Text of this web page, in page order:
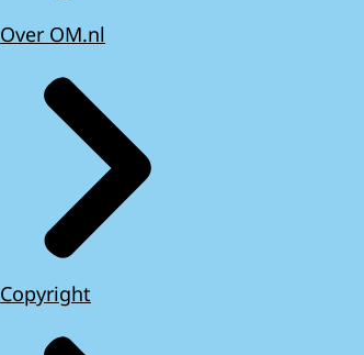
Over OM.nl
Copyright